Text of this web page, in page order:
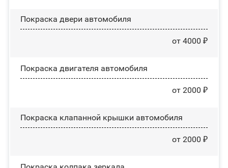
Покраска двери автомобиля
от 4000 ₽
Покраска двигателя автомобиля
от 2000 ₽
Покраска клапанной крышки автомобиля
от 2000 ₽